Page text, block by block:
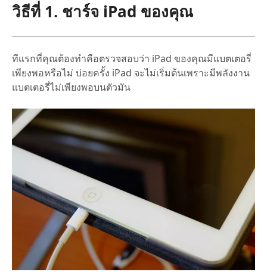
วิธีที่ 1. ชาร์จ iPad ของคุณ
ทีแรกที่คุณต้องทำคือตรวจสอบว่า iPad ของคุณมีแบตเตอรี่
เพียงพอหรือไม่ บ่อยครั้ง iPad จะไม่เริ่มต้นเพราะมีพลังงาน
แบตเตอรี่ไม่เพียงพอบนตัวมัน